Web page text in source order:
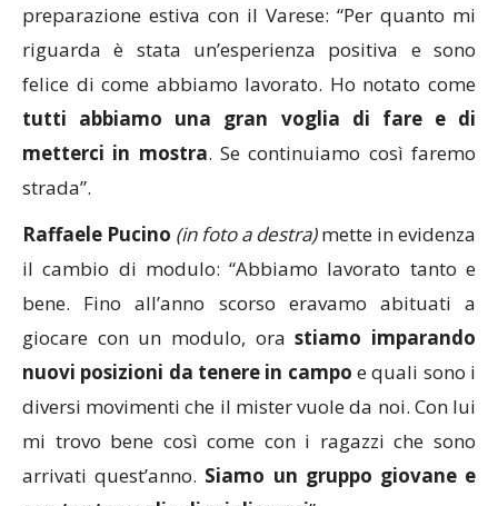
preparazione estiva con il Varese: “Per quanto mi
riguarda è stata un’esperienza positiva e sono
felice di come abbiamo lavorato. Ho notato come
tutti abbiamo una gran voglia di fare e di
metterci in mostra. Se continuiamo così faremo
strada”.
Raffaele Pucino (in foto a destra)mette in evidenza
il cambio di modulo: “Abbiamo lavorato tanto e
bene. Fino all’anno scorso eravamo abituati a
giocare con un modulo, orastiamo imparando
nuovi posizioni da tenere in campo e quali sono i
diversi movimenti che il mister vuole da noi. Con lui
mi trovo bene così come con i ragazzi che sono
arrivati quest’anno. Siamo un gruppo giovane e